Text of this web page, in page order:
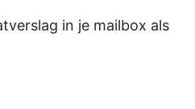
in je mailbox als